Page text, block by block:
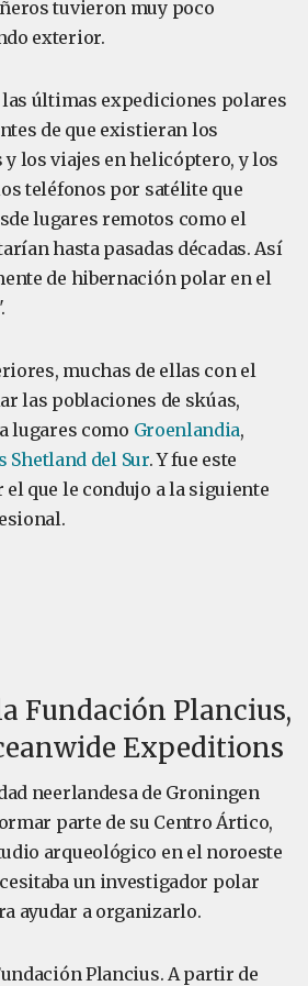
tuvieron muy poco
exterior.
las últimas expediciones polares
de que existieran los
los viajes en helicóptero, y los
teléfonos por satélite que
lugares remotos como el
hasta pasadas décadas. Así
de hibernación polar en el
muchas de ellas con el
las poblaciones de skúas,
lugares como Groenlandia,
Shetland del Sur. Y fue este
que le condujo a la siguiente
Fundación Plancius,
Expeditions
neerlandesa de Groningen
parte de su Centro Ártico,
arqueológico en el noroeste
un investigador polar
ayudar a organizarlo.
Plancius. A partir de